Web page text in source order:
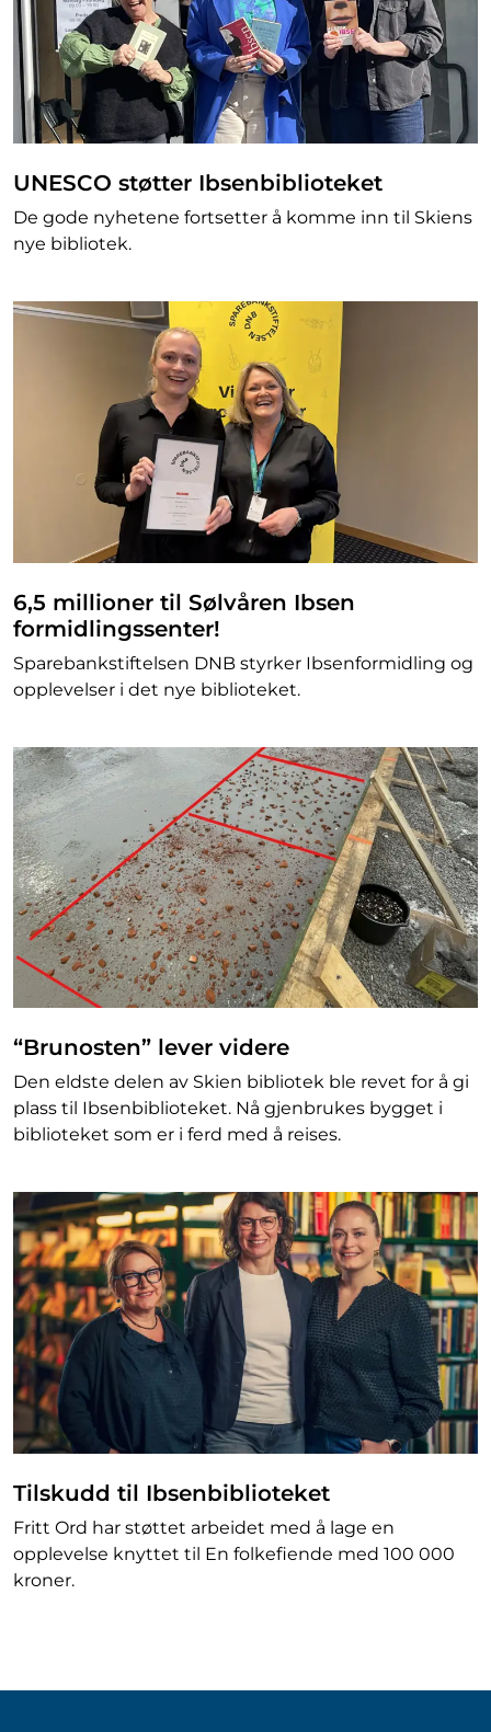
UNESCO støtter Ibsenbiblioteket
De gode nyhetene fortsetter å komme inn til Skiens
nye bibliotek.
6,5 millioner til Sølvåren Ibsen
formidlingssenter!
Sparebankstiftelsen DNB styrker Ibsenformidling og
opplevelser i det nye biblioteket.
“Brunosten” lever videre
Den eldste delen av Skien bibliotek ble revet for å gi
plass til Ibsenbiblioteket. Nå gjenbrukes bygget i
biblioteket som er i ferd med å reises.
Tilskudd til Ibsenbiblioteket
Fritt Ord har støttet arbeidet med å lage en
opplevelse knyttet til En folkefiende med 100 000
kroner.